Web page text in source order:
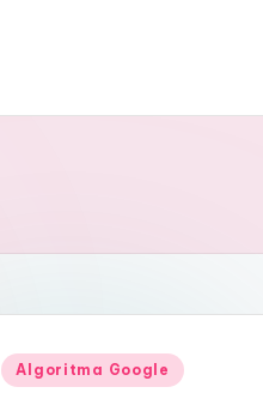
Algoritma Google